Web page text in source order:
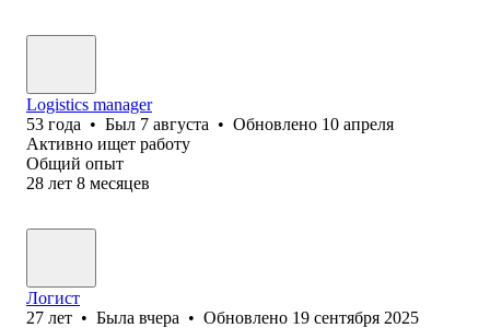
Logistics manager
53 года • Был 7 августа • Обновлено 10 апреля
Активно ищет работу
Общий опыт
28 лет 8 месяцев
Логист
27 лет • Была вчера • Обновлено 19 сентября 2025